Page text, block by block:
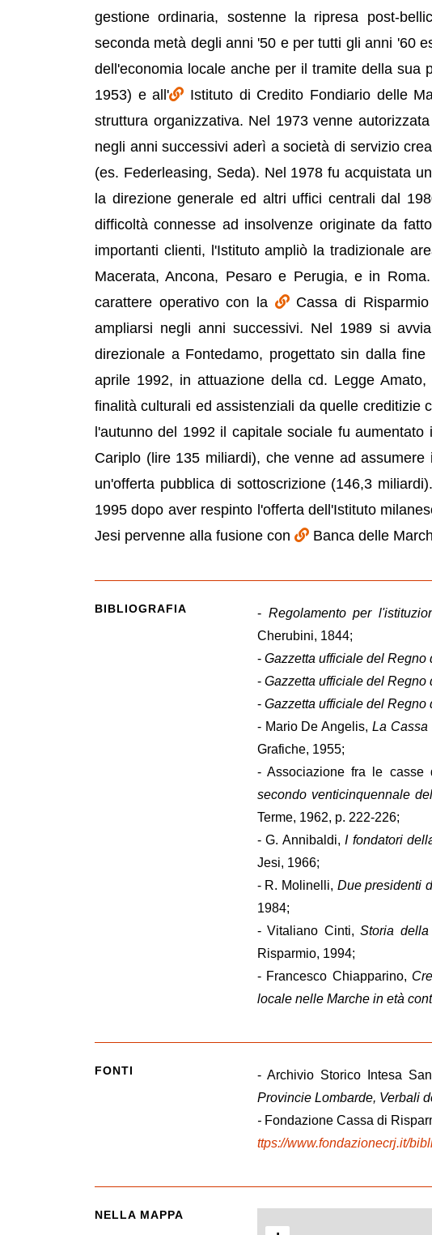
gestione ordinaria, sostenne la ripresa post-
seconda metà degli anni '50 e per tutti gli anni '60
dell'economia locale anche per il tramite della sua
1953) e all'
Istituto di Credito Fondiario delle
struttura organizzativa. Nel 1973 venne
negli anni successivi aderì a società di servizio
(es. Federleasing, Seda). Nel 1978 fu acquistata
la direzione generale ed altri uffici centrali dal
difficoltà connesse ad insolvenze originate da
importanti clienti, l'Istituto ampliò la tradizionale
Macerata, Ancona, Pesaro e Perugia, e in
carattere operativo con la
Cassa di
ampliarsi negli anni successivi. Nel 1989 si
direzionale a Fontedamo, progettato sin dalla
aprile 1992, in attuazione della cd. Legge
finalità culturali ed assistenziali da quelle creditizie
l'autunno del 1992 il capitale sociale fu
Cariplo (lire 135 miliardi), che venne ad
un'offerta pubblica di sottoscrizione (146,3
1995 dopo aver respinto l'offerta dell'Istituto
Jesi pervenne alla fusione con
Banca delle
BIBLIOGRAFIA - Regolamento per
Cherubini, 1844;
- Gazzetta ufficiale del Regno
- Gazzetta ufficiale del Regno
- Gazzetta ufficiale del Regno
- Mario De Angelis, La Cassa
Grafiche, 1955;
- Associazione fra le
secondo venticinquennale
Terme, 1962, p. 222-226;
- G. Annibaldi,I fondatori
Jesi, 1966;
- R. Molinelli, Due presidenti
1984;
- Vitaliano Cinti,Storia
Risparmio, 1994;
- Francesco Chiapparino,
locale nelle Marche in età
FONTI - Archivio Storico Intesa
Provincie Lombarde, Verbali
- Fondazione Cassa di
ttps://www.fondazionecrj.it/
NELLA MAPPA